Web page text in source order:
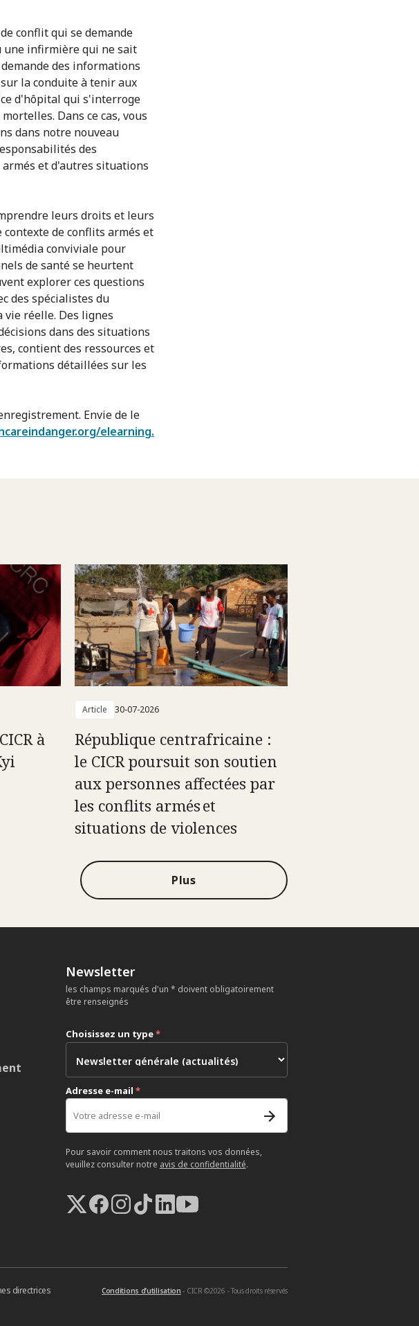
conflit qui se demande
une infirmière qui ne sait
des informations
la conduite à tenir aux
d'hôpital qui s'interroge
Dans ce cas, vous
dans notre nouveau
des
et d'autres situations
leurs droits et leurs
de conflits armés et
conviviale pour
de santé se heurtent
explorer ces questions
des spécialistes du
réelle. Des lignes
dans des situations
contient des ressources et
détaillées sur les
Envie de le
elearning.
à
Article 30-07-2026
République centrafricaine :
le CICR poursuit son soutien
aux personnes affectées par
les conflits armés et
situations de violences
Plus
Newsletter
les champs marqués d'un * doivent obligatoirement
être renseignés
Choisissez un type*
Adresse e-mail *
Pour savoir comment nous traitons vos données,
veuillez consulter notre avis de confidentialité.
directrices Conditions d’utilisation - CICR ©2026 - Tous droits réservés